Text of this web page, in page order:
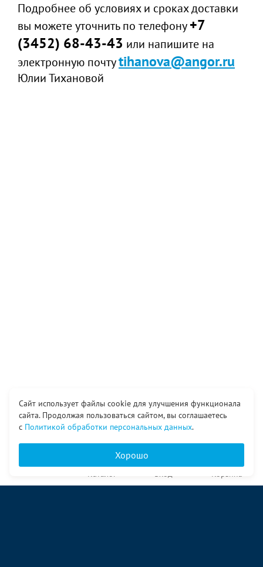
Подробнее об условиях и сроках доставки
вы можете уточнить по телефону+7
(3452) 68-43-43 или напишите на
электронную почтуtihanova@angor.ru
Юлии Тихановой
Сайт использует файлы cookie для улучшения функционала
сайта. Продолжая пользоваться сайтом, вы соглашаетесь
с Политикой обработки персональных данных.
Хорошо